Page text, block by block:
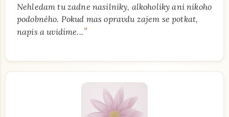
Nehledam tu zadne nasilniky, alkoholiky ani nikoho
podobného. Pokud mas opravdu zajem se potkat,
napis a uvidíme..."